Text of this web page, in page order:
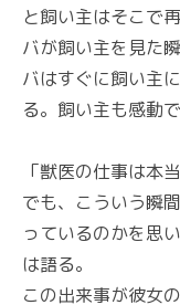
と飼い主はそこで
バが飼い主を見た
バはすぐに飼い主
る。飼い主も感動
「獣医の仕事は本
でも、こういう瞬
っているのかを思
は語る。
この出来事が彼女